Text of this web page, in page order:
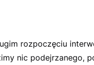
rozpoczęciu
nic podejrzanego,